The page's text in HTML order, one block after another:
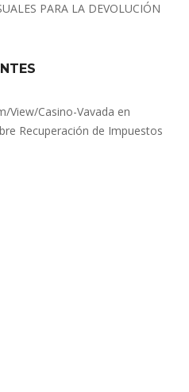
PARA LA DEVOLUCIÓN
view/Casino-Vavada en
Recuperación de Impuestos